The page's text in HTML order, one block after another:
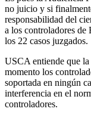
no juicio y si
responsabilidad del
a los controladores de
los 22 casos juzgados.
USCA entiende que la
momento los
soportada en ningún
interferencia en el
controladores.